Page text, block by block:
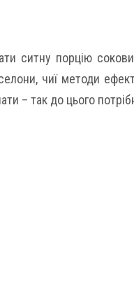
ситну порцію
чиї методи
– так до цього